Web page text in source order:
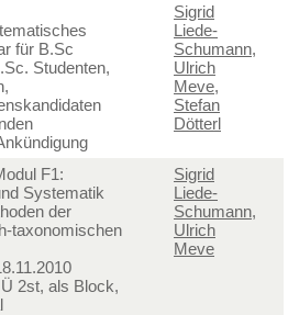
für B.Sc
Studenten,
Sigrid
Liede-
Schumann,
Ulrich
Meve,
Stefan
Dötterl
F1:
Systematik
der
taxonomischen
2st, als Block,
Sigrid
Liede-
Schumann,
Ulrich
Meve